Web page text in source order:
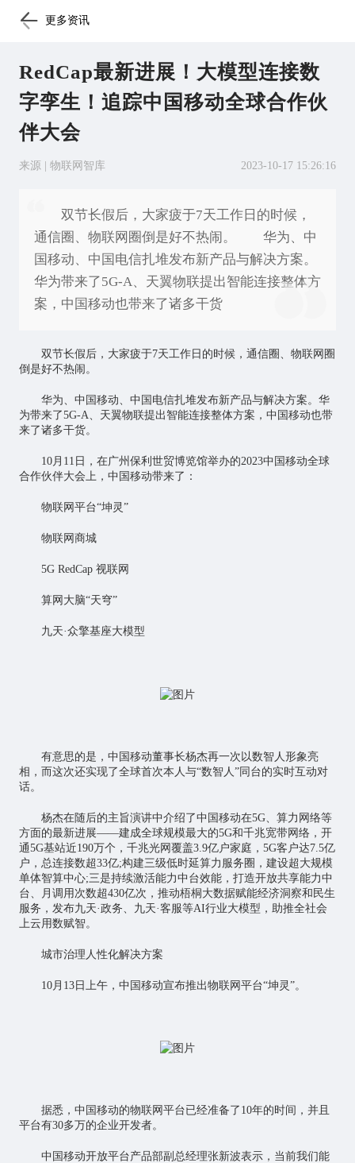
更多资讯
RedCap最新进展！大模型连接数
字孪生！追踪中国移动全球合作伙
伴大会
来源 | 物联网智库 2023-10-17 15:26:16
双节长假后，大家疲于7天工作日的时候，
通信圈、物联网圈倒是好不热闹。 华为、中
国移动、中国电信扎堆发布新产品与解决方案。
华为带来了5G-A、天翼物联提出智能连接整体方
案，中国移动也带来了诸多干货
双节长假后，大家疲于7天工作日的时候，通信圈、 物联网 圈
倒是好不热闹。
华为、中国移动、中国电信扎堆发布新产品与解决方案。华
为带来了5G-A、天翼物联提出智能连接整体方案，中国移动也带
来了诸多干货。
10月11日，在广州保利世贸博览馆举办的2023中国移动全球
合作伙伴大会上，中国移动带来了：
物联网平台“坤灵”
物联网商城
5G RedCap 视联网
算网大脑“天穹”
九天·众擎基座大模型
有意思的是，中国移动董事长杨杰再一次以数智人形象亮
相，而这次还实现了全球首次本人与“数智人”同台的实时互动对
话。
杨杰在随后的主旨演讲中介绍了中国移动在5G、算力网络等
方面的最新进展——建成全球规模最大的5G和千兆宽带网络，开
通5G基站近190万个，千兆光网覆盖3.9亿户家庭，5G客户达7.5亿
户，总连接数超33亿;构建三级低时延算力服务圈，建设超大规模
单体智算中心;三是持续激活能力中台效能，打造开放共享能力中
台、月调用次数超430亿次，推动梧桐大数据赋能经济洞察和民生
服务，发布九天·政务、九天·客服等AI行业大模型，助推全社会
上云用数赋智。
城市治理人性化解决方案
10月13日上午，中国移动宣布推出物联网平台“坤灵”。
据悉，中国移动的物联网平台已经准备了10年的时间，并且
平台有30多万的企业开发者。
中国移动开放平台产品部副总经理张新波表示，当前我们能